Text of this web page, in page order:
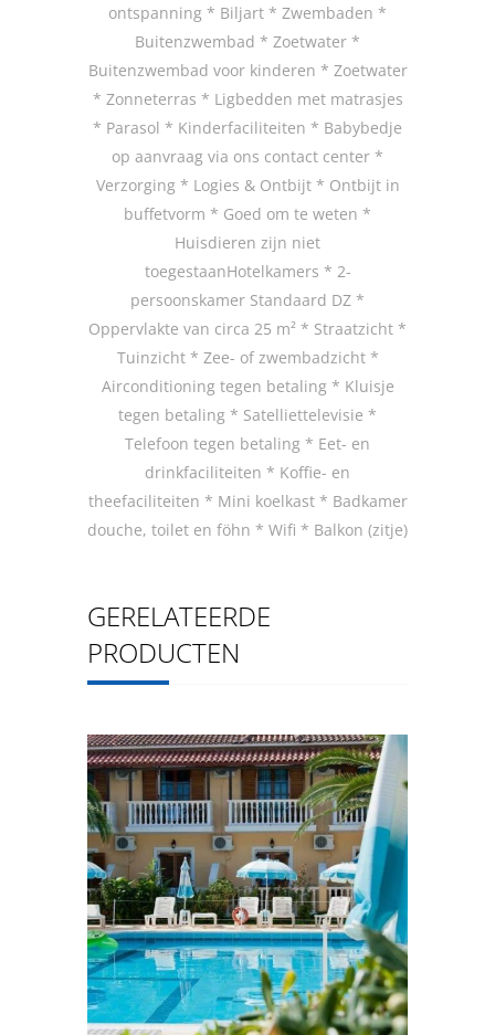
ontspanning * Biljart * Zwembaden *
Buitenzwembad * Zoetwater *
Buitenzwembad voor kinderen * Zoetwater
* Zonneterras * Ligbedden met matrasjes
* Parasol * Kinderfaciliteiten * Babybedje
op aanvraag via ons contact center *
Verzorging * Logies & Ontbijt * Ontbijt in
buffetvorm * Goed om te weten *
Huisdieren zijn niet
toegestaanHotelkamers * 2-
persoonskamer Standaard DZ *
Oppervlakte van circa 25 m² * Straatzicht *
Tuinzicht * Zee- of zwembadzicht *
Airconditioning tegen betaling * Kluisje
tegen betaling * Satelliettelevisie *
Telefoon tegen betaling * Eet- en
drinkfaciliteiten * Koffie- en
theefaciliteiten * Mini koelkast * Badkamer
douche, toilet en föhn * Wifi * Balkon (zitje)
GERELATEERDE
PRODUCTEN